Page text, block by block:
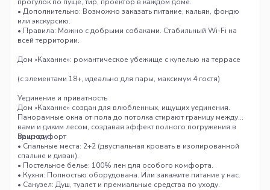
• Дополнительно: Возможно заказать питание, кальян, фондю
или экскурсию.
• Правила: Можно с добрыми собаками. Стабильный Wi-Fi на
всей территории.
Дом «Каханне»: романтическое убежище с купелью на террасе
(с элементами 18+, идеально для пары, максимум 4 гостя)
Уединение и приватность
Дом «Каханне» создан для влюбленных, ищущих уединения.
Панорамные окна от пола до потолка стирают границу между
вами и диким лесом, создавая эффект полного погружения в
природу.
Ваш комфорт
• Спальные места: 2+2 (двуспальная кровать в изолированной
спальне и диван).
• Постельное белье: 100% лен для особого комфорта.
• Кухня: Полностью оборудована. Или закажите питание у нас.
• Санузел: Душ, туалет и премиальные средства по уходу.